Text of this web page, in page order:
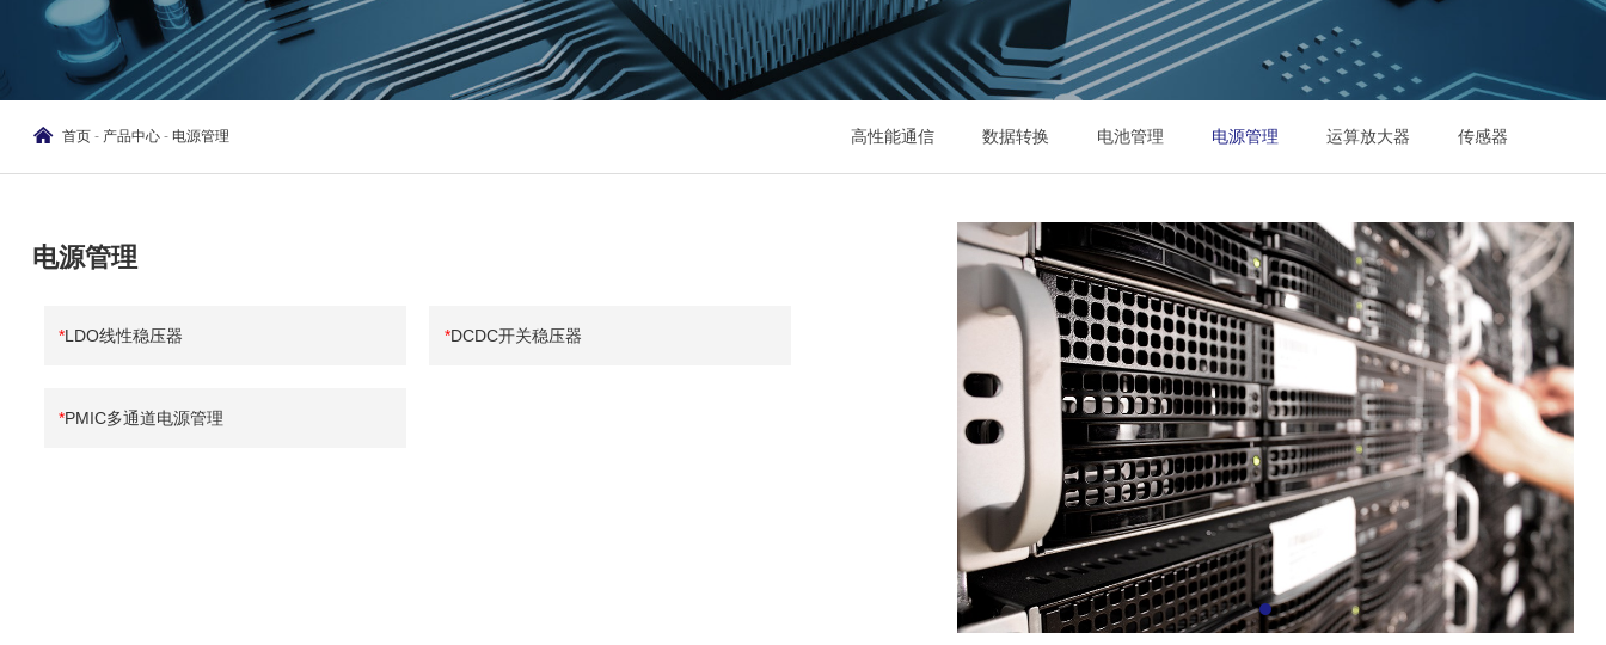
首页- 产品中心- 电源管理 高性能通信 数据转换 电池管理 电源管理 运算放大器 传感器
电源管理
*LDO线性稳压器 *DCDC开关稳压器
*PMIC多通道电源管理